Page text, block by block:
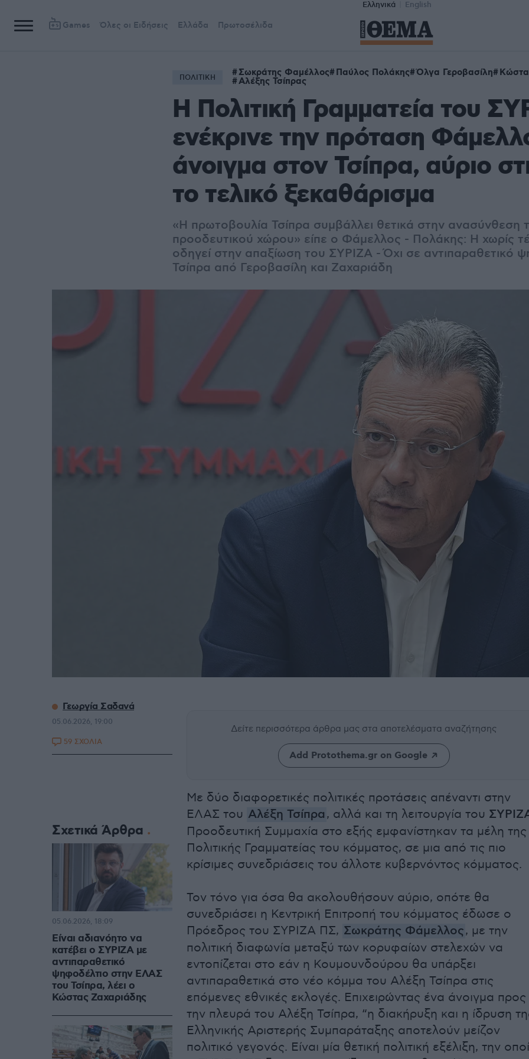
Ελληνικά English
Games Όλες οι Ειδήσεις Ελλάδα Πρωτοσέλιδα
ΠΟΛΙΤΙΚΗ Σωκράτης Φαμέλλος Παύλος Πολάκης Όλγα Γεροβασίλη
Αλέξης Τσίπρας
Η Πολιτική Γραμματεία του
ενέκρινε την πρόταση
άνοιγμα στον Τσίπρα, αύριο
το τελικό ξεκαθάρισμα
«Η πρωτοβουλία Τσίπρα συμβάλλει θετικά στην ανασύνθεση
προοδευτικού χώρου» είπε ο Φάμελλος - Πολάκης: Η χωρίς
οδηγεί στην απαξίωση του ΣΥΡΙΖΑ - Όχι σε αντιπαραθετικό
Τσίπρα από Γεροβασίλη και Ζαχαριάδη
Δείτε περισσότερα άρθρα μας στα αποτελέσματα αναζήτησης
Add Protothema.gr on Google
Με δύο διαφορετικές πολιτικές προτάσεις απέναντι στην
ΕΛΑΣ του Αλέξη Τσίπρα , αλλά και τη λειτουργία του
Προοδευτική Συμμαχία στο εξής εμφανίστηκαν τα μέλη της
Πολιτικής Γραμματείας του κόμματος, σε μια από τις πιο
κρίσιμες συνεδριάσεις του άλλοτε κυβερνόντος κόμματος.
Τον τόνο για όσα θα ακολουθήσουν αύριο, οπότε θα
συνεδριάσει η Κεντρική Επιτροπή του κόμματος έδωσε ο
Πρόεδρος του ΣΥΡΙΖΑ ΠΣ, Σωκράτης Φάμελλος, με την
πολιτική διαφωνία μεταξύ των κορυφαίων στελεχών να
εντοπίζεται στο εάν η Κουμουνδούρου θα υπάρξει
αντιπαραθετικά στο νέο κόμμα του Αλέξη Τσίπρα στις
επόμενες εθνικές εκλογές. Επιχειρώντας ένα άνοιγμα προς
την πλευρά του Αλέξη Τσίπρα, “η διακήρυξη και η ίδρυση
Ελληνικής Αριστερής Συμπαράταξης αποτελούν μείζον
πολιτικό γεγονός. Είναι μία θετική πολιτική εξέλιξη, την
Γεωργία Σαδανά
05.06.2026, 19:00
59 ΣΧΟΛΙΑ
Σχετικά Άρθρα
Είναι αδιανόητο να
κατέβει ο ΣΥΡΙΖΑ με
αντιπαραθετικό
ψηφοδέλτιο στην ΕΛΑΣ
του Τσίπρα, λέει ο
Κώστας Ζαχαριάδης
05.06.2026, 18:09